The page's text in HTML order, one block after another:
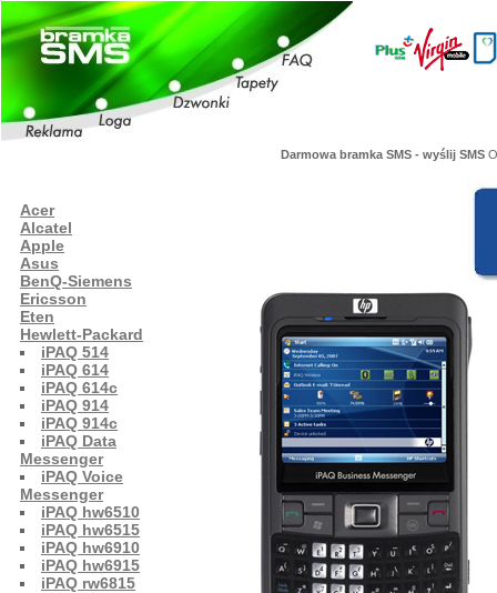
Darmowa bramka SMS - wyślij SMS
Acer
Alcatel
Apple
Asus
BenQ-Siemens
Ericsson
Eten
Hewlett-Packard
iPAQ 514
iPAQ 614
iPAQ 614c
iPAQ 914
iPAQ 914c
iPAQ Data
Messenger
iPAQ Voice
Messenger
iPAQ hw6510
iPAQ hw6515
iPAQ hw6910
iPAQ hw6915
iPAQ rw6815